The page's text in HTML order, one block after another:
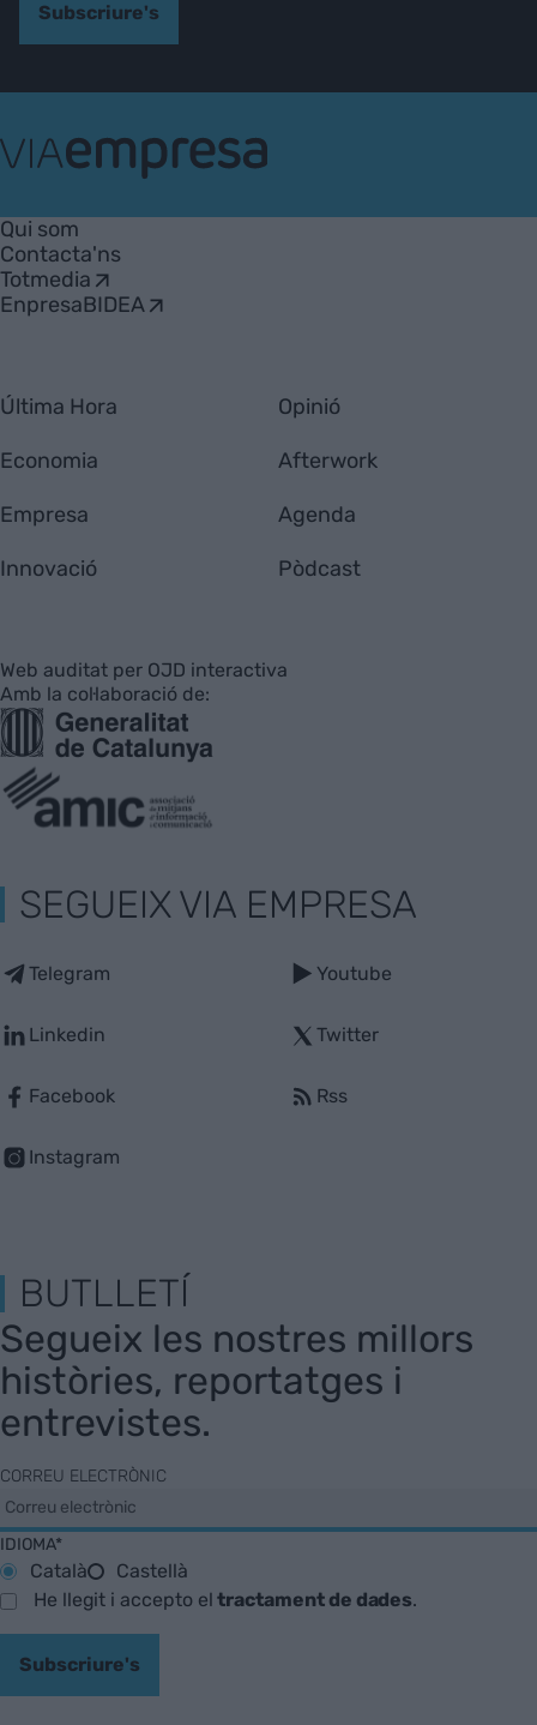
Subscriure's
Empresa
Qui som
Contacta'ns
Totmedia
EnpresaBIDEA
Última Hora
Economia
Empresa
Innovació
Opinió
Afterwork
Agenda
Pòdcast
Web auditat per OJD interactiva
Amb la col·laboració de:
SEGUEIX VIA EMPRESA
Telegram
Linkedin
Facebook
Instagram
Youtube
Twitter
Rss
BUTLLETÍ
Segueix les nostres millors
històries, reportatges i
entrevistes.
CORREU ELECTRÒNIC
IDIOMA*
Català
Castellà
He llegit i accepto eltractament de dades.
Subscriure's